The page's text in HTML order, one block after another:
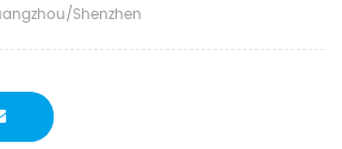
Shenzhen